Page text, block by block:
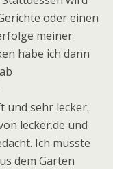
oder einen
meiner
habe ich dann
und sehr lecker.
lecker.de und
Ich musste
dem Garten